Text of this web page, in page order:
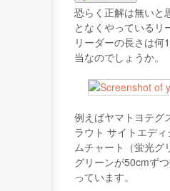
恐らく正解は無いと
となくやっているリ
リーダーの長さは何
当なのでしょうか。
例えばヤマトヨテグ
ラウト サイトエデ
ムチャート（蛍光グ
グリーンが50cmず
っています。